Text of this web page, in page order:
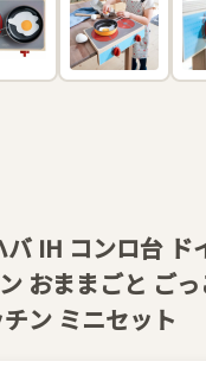
IH コンロ台 ド
おままごと ご
ン ミニセット